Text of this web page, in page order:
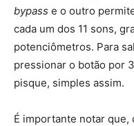
bypass e o outro
cada um dos 11 sons,
potenciômetros. Para
pressionar o botão por
pisque, simples assim.
É importante notar que,